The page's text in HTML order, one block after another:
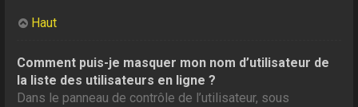
Haut
Comment puis-je masquer mon nom d’utilisateur de
la liste des utilisateurs en ligne ?
Dans le panneau de contrôle de l’utilisateur, sous